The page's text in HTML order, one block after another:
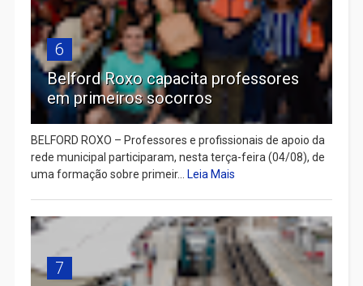
6
Belford Roxo capacita professores
em primeiros socorros
BELFORD ROXO – Professores e profissionais de apoio da
rede municipal participaram, nesta terça-feira (04/08), de
uma formação sobre primeir... Leia Mais
7